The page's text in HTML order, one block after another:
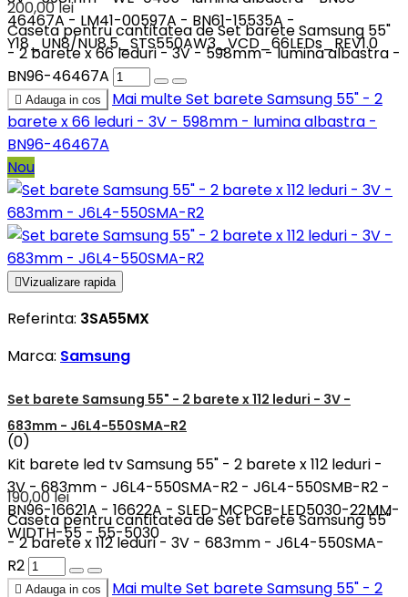
46467A - LM41-00597A - BN61-15535A -
Y18_UN8/NU8.5_STS550AW3_VCD_66LEDs_REV1.0
200,00 lei
Caseta pentru cantitatea de Set barete Samsung 55"
- 2 barete x 66 leduri - 3V - 598mm - lumina albastra -
BN96-46467A
 Adauga in cos Mai multeSet barete Samsung 55" - 2
barete x 66 leduri - 3V - 598mm - lumina albastra -
BN96-46467A
Nou
Vizualizare rapida
Referinta: 3SA55MX
Marca: Samsung
Set barete Samsung 55" - 2 barete x 112 leduri - 3V -
683mm - J6L4-550SMA-R2
(0)
Kit barete led tv Samsung 55" - 2 barete x 112 leduri -
3V - 683mm - J6L4-550SMA-R2 - J6L4-550SMB-R2 -
BN96-16621A - 16622A - SLED-MCPCB-LED5030-22MM-
WIDTH-55 - 55-5030
190,00 lei
Caseta pentru cantitatea de Set barete Samsung 55"
- 2 barete x 112 leduri - 3V - 683mm - J6L4-550SMA-
R2
 Adauga in cos Mai multeSet barete Samsung 55" - 2